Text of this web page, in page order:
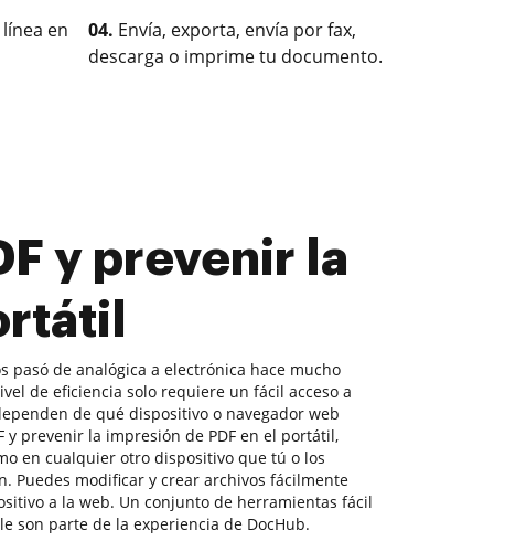
en
04. Envía, exporta, envía por fax,
descarga o imprime tu documento.
y prevenir la
pasó de analógica a electrónica hace mucho
de eficiencia solo requiere un fácil acceso a
de qué dispositivo o navegador web
y prevenir la impresión de PDF en el portátil,
en cualquier otro dispositivo que tú o los
Puedes modificar y crear archivos fácilmente
a la web. Un conjunto de herramientas fácil
son parte de la experiencia de DocHub.